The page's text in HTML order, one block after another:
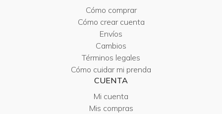
Cómo comprar
Cómo crear cuenta
Envíos
Cambios
Términos legales
Cómo cuidar mi prenda
CUENTA
Mi cuenta
Mis compras